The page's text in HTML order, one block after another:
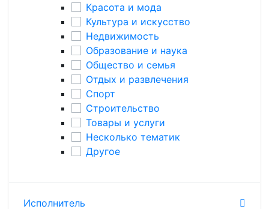
Красота и мода
Культура и искусство
Недвижимость
Образование и наука
Общество и семья
Отдых и развлечения
Спорт
Строительство
Товары и услуги
Несколько тематик
Другое
Исполнитель